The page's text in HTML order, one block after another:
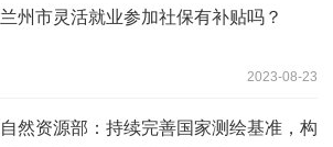
兰州市灵活就业参加社保有补贴吗？
2023-08-23
自然资源部：持续完善国家测绘基准，构